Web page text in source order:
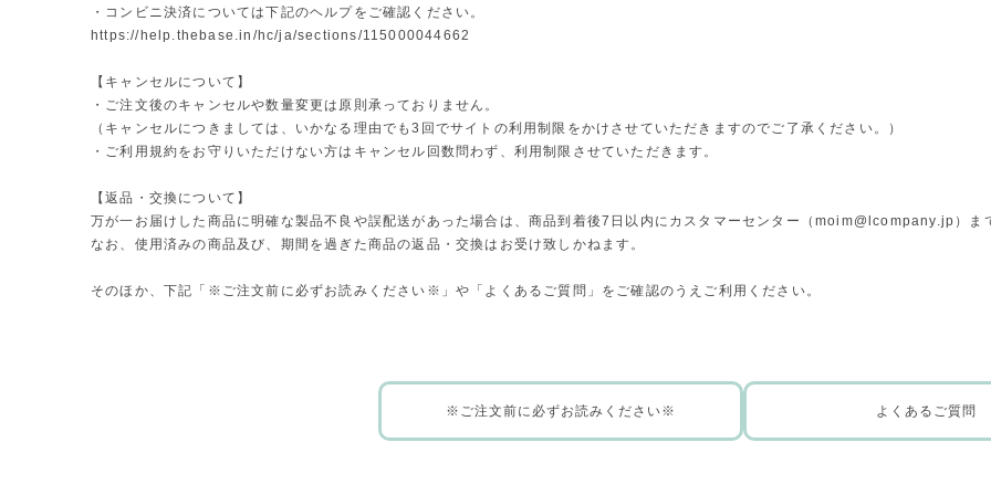
・コンビニ決済については下記のヘルプをご確認ください。
https://help.thebase.in/hc/ja/sections/115000044662
【キャンセルについて】
・ご注文後のキャンセルや数量変更は原則承っておりません。
（キャンセルにつきましては、いかなる理由でも3回でサイトの利用制限をかけさせていただきますのでご了承ください。）
・ご利用規約をお守りいただけない方はキャンセル回数問わず、利用制限させていただきます。
【返品・交換について】
万が一お届けした商品に明確な製品不良や誤配送があった場合は、商品到着後7日以内にカスタマーセンター（ moim@lcompany.jp ）ま
なお、使用済みの商品及び、期間を過ぎた商品の返品・交換はお受け致しかねます。
そのほか、下記「※ご注文前に必ずお読みください※」や「よくあるご質問」をご確認のうえご利用ください。
※ご注文前に必ずお読みください※ よくあるご質問